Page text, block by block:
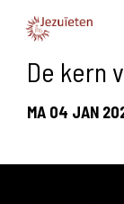
De kern
MA 04 JAN